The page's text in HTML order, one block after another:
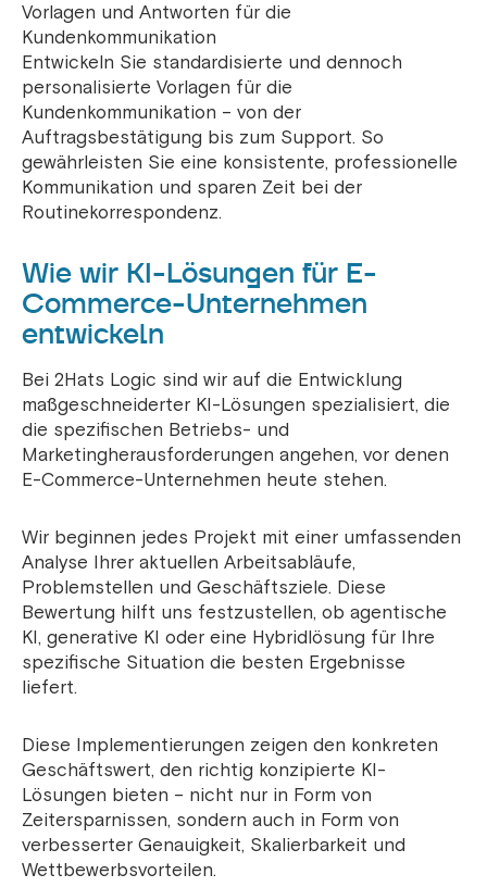
Vorlagen und Antworten für die
Kundenkommunikation
Entwickeln Sie standardisierte und dennoch
personalisierte Vorlagen für die
Kundenkommunikation – von der
Auftragsbestätigung bis zum Support. So
gewährleisten Sie eine konsistente, professionelle
Kommunikation und sparen Zeit bei der
Routinekorrespondenz.
Wie wir KI-Lösungen für E-
Commerce-Unternehmen
entwickeln
Bei 2Hats Logic sind wir auf die Entwicklung
maßgeschneiderter KI-Lösungen spezialisiert, die
die spezifischen Betriebs- und
Marketingherausforderungen angehen, vor denen
E-Commerce-Unternehmen heute stehen.
Wir beginnen jedes Projekt mit einer umfassenden
Analyse Ihrer aktuellen Arbeitsabläufe,
Problemstellen und Geschäftsziele. Diese
Bewertung hilft uns festzustellen, ob agentische
KI, generative KI oder eine Hybridlösung für Ihre
spezifische Situation die besten Ergebnisse
liefert.
Diese Implementierungen zeigen den konkreten
Geschäftswert, den richtig konzipierte KI-
Lösungen bieten – nicht nur in Form von
Zeitersparnissen, sondern auch in Form von
verbesserter Genauigkeit, Skalierbarkeit und
Wettbewerbsvorteilen.